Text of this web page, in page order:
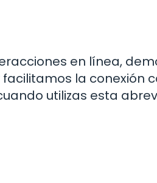
en línea,
la conexión
utilizas esta